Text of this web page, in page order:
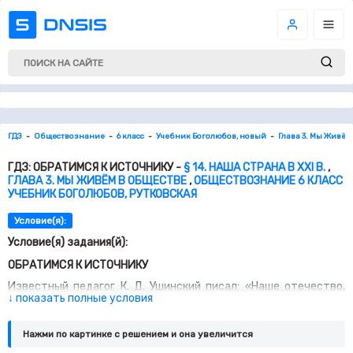
ГДЗ Обществознание 6 класс Учебник Боголюбов, новый Глава 3. Мы
ГДЗ: ОБРАТИМСЯ К ИСТОЧНИКУ -§ 14. НАША СТРАНА В XXI В.,
ГЛАВА 3. МЫ ЖИВЁМ В ОБЩЕСТВЕ,ОБЩЕСТВОЗНАНИЕ 6 КЛАСС
УЧЕБНИК БОГОЛЮБОВ, РУТКОВСКАЯ
Условие(я):
Условие(я) задания(й):
ОБРАТИМСЯ К ИСТОЧНИКУ
Известный педагог К. Д. Ушинский писал: «Наше отечество,
наша родина — матушка Россия. Отечеством мы зовём Россию
Родиной мы зовём её потому, что в ней мы родились, в ней
говорят родным нам языком, и всё в ней для нас родное, а
матерью — потому, что она вскормила нас своим хлебом,
↓ показать полные условия
Нажми по картинке c решением и она увеличится